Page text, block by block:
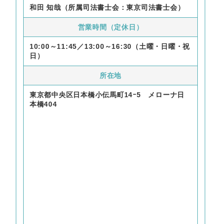
和田 知哉（所属司法書士会：東京司法書士会）
営業時間（定休日）
10:00～11:45／13:00～16:30（土曜・日曜・祝
日）
所在地
東京都中央区日本橋小伝馬町14ｰ5 メローナ日
本橋404